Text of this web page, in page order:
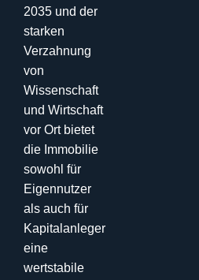
2035 und der
starken
Verzahnung
von
Wissenschaft
und Wirtschaft
vor Ort bietet
die Immobilie
sowohl für
Eigennutzer
als auch für
Kapitalanleger
eine
wertstabile